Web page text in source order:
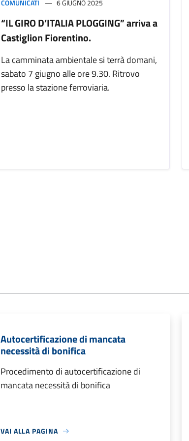
COMUNICATI 6 GIUGNO 2025
“IL GIRO D’ITALIA PLOGGING” arriva a
Castiglion Fiorentino.
La camminata ambientale si terrà domani,
sabato 7 giugno alle ore 9.30. Ritrovo
presso la stazione ferroviaria.
Autocertificazione di mancata
necessità di bonifica
Procedimento di autocertificazione di
mancata necessità di bonifica
VAI ALLA PAGINA